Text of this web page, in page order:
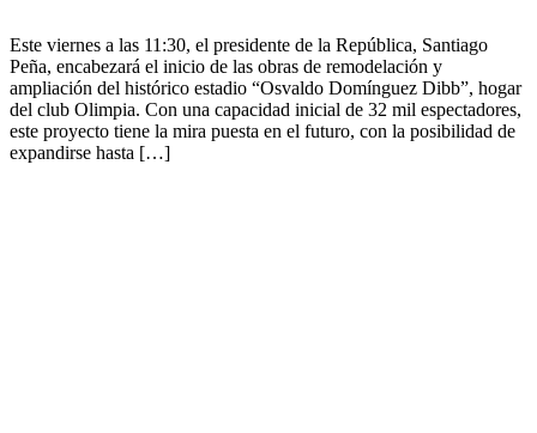
Este viernes a las 11:30, el presidente de la República, Santiago
Peña, encabezará el inicio de las obras de remodelación y
ampliación del histórico estadio “Osvaldo Domínguez Dibb”, hogar
del club Olimpia. Con una capacidad inicial de 32 mil espectadores,
este proyecto tiene la mira puesta en el futuro, con la posibilidad de
expandirse hasta […]